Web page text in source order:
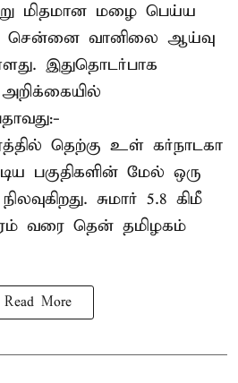
மிதமான மழை பெய்ய
சென்னை வானிலை ஆய்வு
இதுதொடர்பாக
தெற்கு உள் கர்நாடகா
பகுதிகளின் மேல் ஒரு
சுமார் 5.8 கிமீ
வரை தென் தமிழகம்
Read More